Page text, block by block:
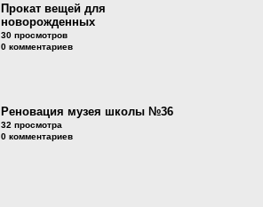
Прокат вещей для
новорожденных
30 просмотров
0 комментариев
Реновация музея школы №36
32 просмотра
0 комментариев